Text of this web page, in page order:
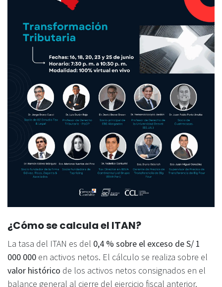
¿Cómo se calcula el ITAN?
La tasa del ITAN es del 0,4 % sobre el exceso de S/ 1
000 000 en activos netos. El cálculo se realiza sobre el
valor histórico de los activos netos consignados en el
balance general al cierre del ejercicio fiscal anterior.